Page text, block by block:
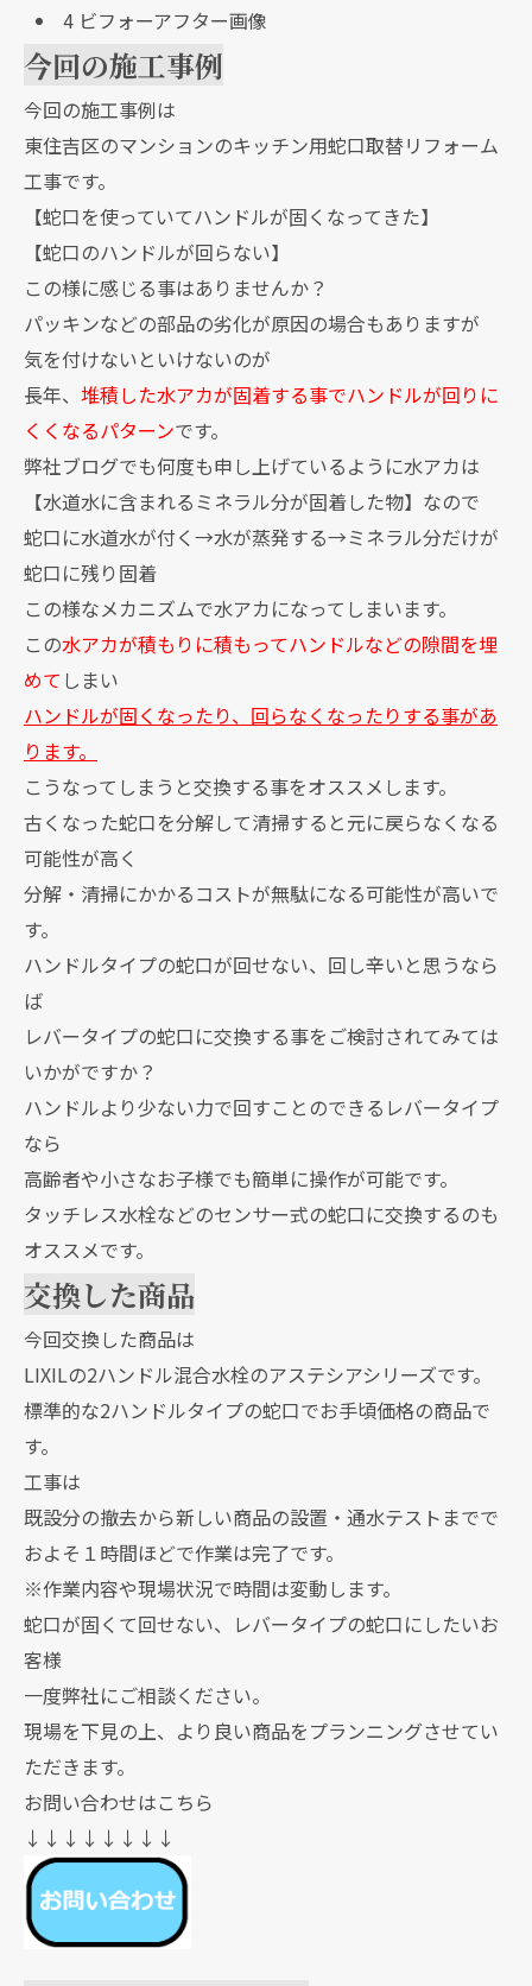
4ビフォーアフター画像
今回の施工事例
今回の施工事例は
東住吉区のマンションのキッチン用蛇口取替リフォーム
工事です。
【蛇口を使っていてハンドルが固くなってきた】
【蛇口のハンドルが回らない】
この様に感じる事はありませんか？
パッキンなどの部品の劣化が原因の場合もありますが
気を付けないといけないのが
長年、 堆積した水アカが固着する事でハンドルが回りに
くくなるパターンです。
弊社ブログでも何度も申し上げているように水アカは
【水道水に含まれるミネラル分が固着した物】なので
蛇口に水道水が付く→水が蒸発する→ミネラル分だけが
蛇口に残り固着
この様なメカニズムで水アカになってしまいます。
この水アカが積もりに積もってハンドルなどの隙間を埋
めて しまい
ハンドルが固くなったり、回らなくなったりする事があ
ります。
こうなってしまうと交換する事をオススメします。
古くなった蛇口を分解して清掃すると元に戻らなくなる
可能性が高く
分解・清掃にかかるコストが無駄になる可能性が高いで
す。
ハンドルタイプの蛇口が回せない、回し辛いと思うなら
ば
レバータイプの蛇口に交換する事をご検討されてみては
いかがですか？
ハンドルより少ない力で回すことのできるレバータイプ
なら
高齢者や小さなお子様でも簡単に操作が可能です。
タッチレス水栓などのセンサー式の蛇口に交換するのも
オススメです。
交換した商品
今回交換した商品は
LIXILの2ハンドル混合水栓のアステシアシリーズです。
標準的な2ハンドルタイプの蛇口でお手頃価格の商品で
す。
工事は
既設分の撤去から新しい商品の設置・通水テストまでで
およそ１時間ほどで作業は完了です。
※作業内容や現場状況で時間は変動します。
蛇口が固くて回せない、レバータイプの蛇口にしたいお
客様
一度弊社にご相談ください。
現場を下見の上、より良い商品をプランニングさせてい
ただきます。
お問い合わせはこちら
↓↓↓↓↓↓↓↓